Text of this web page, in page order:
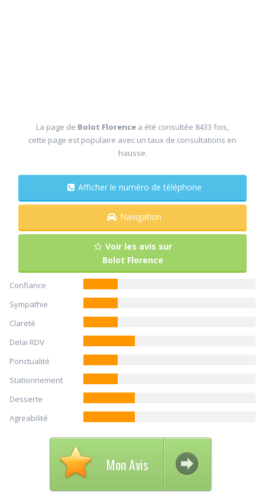
La page de Bolot Florence a été consultée 8433 fois,
cette page est populaire avec un taux de consultations en
hausse.
Afficher le numéro de téléphone
Navigation
Voir les avis sur
Bolot Florence
Confiance
Sympathie
Clareté
Delai RDV
Ponctualité
Stationnement
Desserte
Agreabilité
Mon Avis